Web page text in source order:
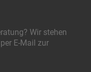
Wir stehen
E-Mail zur